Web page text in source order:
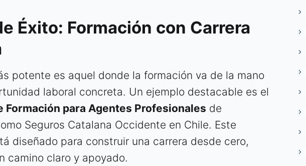
Éxito: Formación con Carrera
potente es aquel donde la formación va de la mano
laboral concreta. Un ejemplo destacable es el
Formación para Agentes Profesionales de
Seguros Catalana Occidente en Chile. Este
diseñado para construir una carrera desde cero,
camino claro y apoyado.